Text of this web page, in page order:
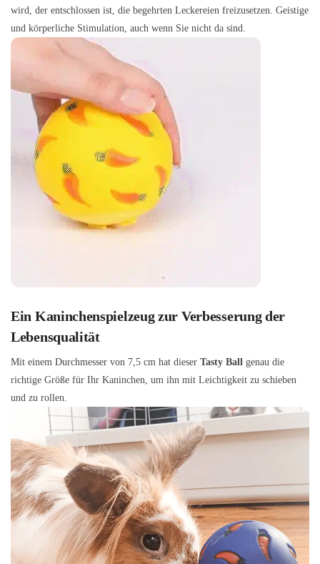
wird, der entschlossen ist, die begehrten Leckereien freizusetzen. Geistige
und körperliche Stimulation, auch wenn Sie nicht da sind.
Ein Kaninchenspielzeug zur Verbesserung der
Lebensqualität
Mit einem Durchmesser von 7,5 cm hat dieser Tasty Ball genau die
richtige Größe für Ihr Kaninchen, um ihn mit Leichtigkeit zu schieben
und zu rollen.